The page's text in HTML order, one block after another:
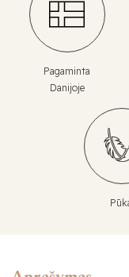
Pagaminta
Danijoje